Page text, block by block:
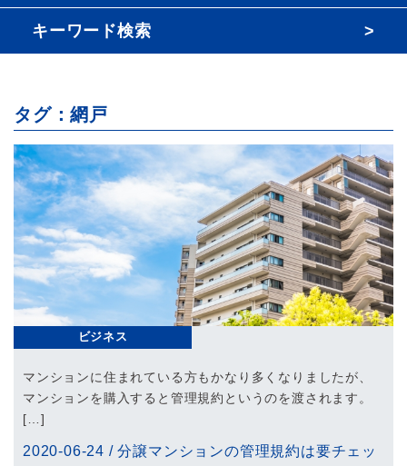
キーワード検索
タグ：網戸
ビジネス
マンションに住まれている方もかなり多くなりましたが、
マンションを購入すると管理規約というのを渡されます。
[…]
2020-06-24 /分譲マンションの管理規約は要チェッ